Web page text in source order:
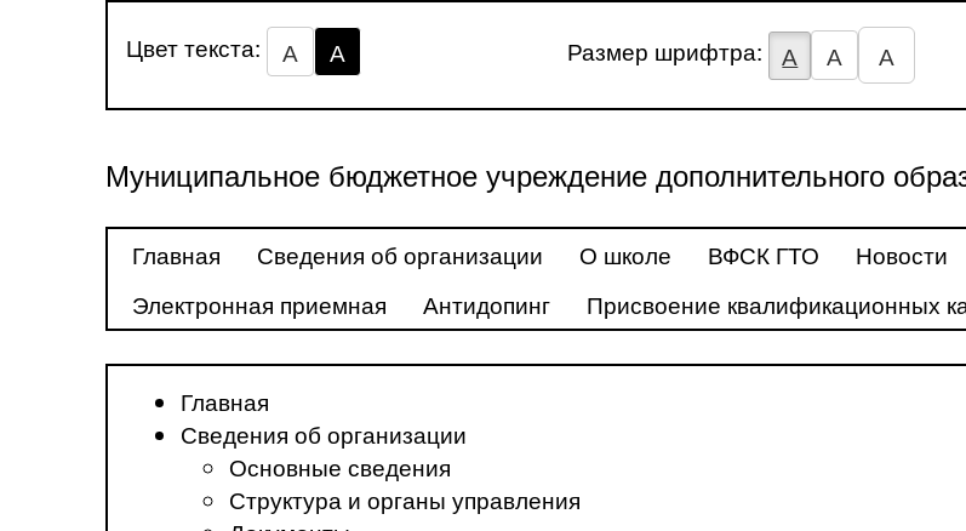
Цвет текста: А А Размер шрифтра: А А А
Муниципальное бюджетное учреждение дополнительного
Главная Сведения об организации О школе ВФСК ГТО Новости
Электронная приемная
Антидопинг Присвоение квалификационных
Главная
Сведения об организации
Основные сведения
Структура и органы управления